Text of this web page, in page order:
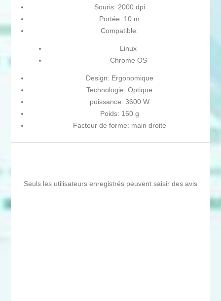
Souris: 2000 dpi
Portée: 10 m
Compatible:
Linux
Chrome OS
Design: Ergonomique
Technologie: Optique
puissance: 3600 W
Poids: 160 g
Facteur de forme: main droite
Seuls les utilisateurs enregistrés peuvent saisir des avis